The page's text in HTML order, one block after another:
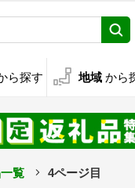
ら探す 地域 から
覧 4ページ目